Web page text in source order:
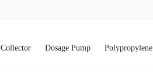
Collector Dosage Pump Polypropylene